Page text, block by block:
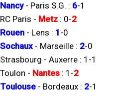
Nancy- Paris S.G. : 6-1
RC Paris - Metz : 0-2
Rouen - Lens : 1 -0
Sochaux - Marseille : 2-0
Strasbourg - Auxerre : 1 -1
Toulon - Nantes : 1 -2
Toulouse - Bordeaux : 2-1